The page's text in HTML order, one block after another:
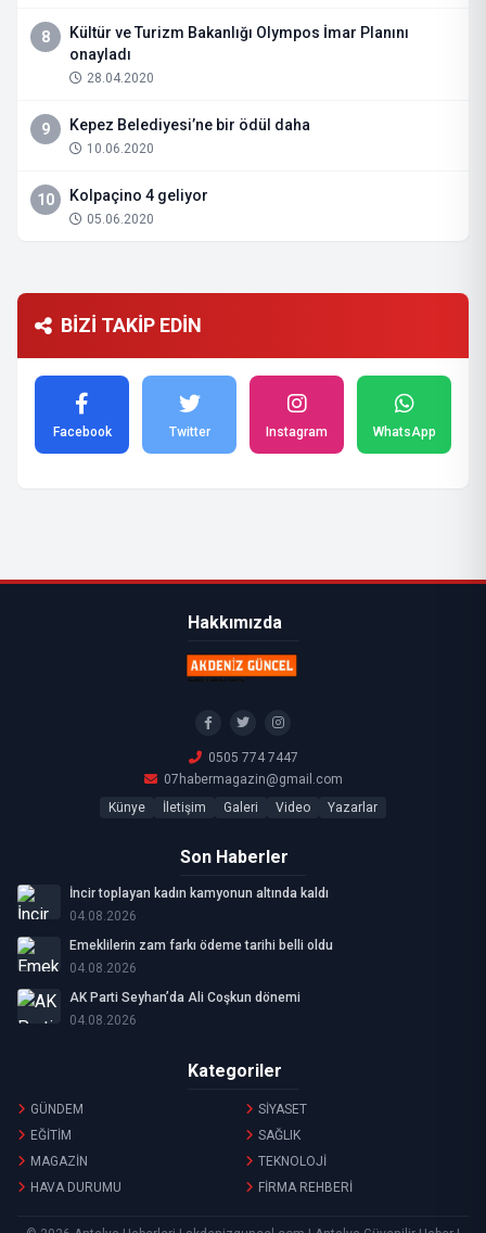
8
Kültür ve Turizm Bakanlığı Olympos İmar Planını
onayladı
28.04.2020
9 Kepez Belediyesi’ne bir ödül daha
10.06.2020
10 Kolpaçino 4 geliyor
05.06.2020
BİZİ TAKİP EDİN
Facebook Twitter Instagram WhatsApp
Hakkımızda
0505 774 7447
07habermagazin@gmail.com
Künye
İletişim Galeri Video Yazarlar
Son Haberler
İncir toplayan kadın kamyonun altında kaldı
04.08.2026
Emeklilerin zam farkı ödeme tarihi belli oldu
04.08.2026
AK Parti Seyhan’da Ali Coşkun dönemi
04.08.2026
Kategoriler
GÜNDEM
SİYASET
EĞİTİM
SAĞLIK
MAGAZİN
TEKNOLOJİ
HAVA DURUMU
FİRMA REHBERİ